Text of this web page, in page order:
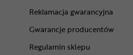
Reklamacja gwarancyjna
Gwarancje producentów
Regulamin sklepu